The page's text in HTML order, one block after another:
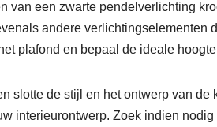
van een zwarte pendelverlichting
andere verlichtingselementen
plafond en bepaal de ideale
slotte de stijl en het ontwerp van
interieurontwerp. Zoek indien